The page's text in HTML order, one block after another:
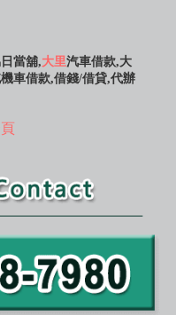
當舖,大里汽車借款,大
車借款,借錢/借貸,代辦